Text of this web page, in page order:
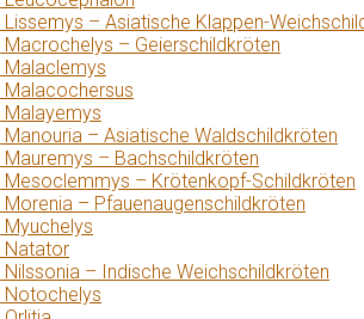
Lissemys – Asiatische Klappen-
Macrochelys – Geierschildkröten
Malaclemys
Malacochersus
Malayemys
Manouria – Asiatische Waldschildkröten
Mauremys – Bachschildkröten
Mesoclemmys – Krötenkopf-Schildkröten
Morenia – Pfauenaugenschildkröten
Myuchelys
Natator
Nilssonia – Indische Weichschildkröten
Notochelys